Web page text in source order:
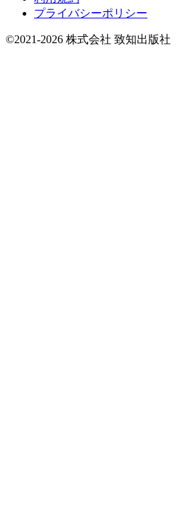
プライバシーポリシー
©2021-2026 株式会社 致知出版社